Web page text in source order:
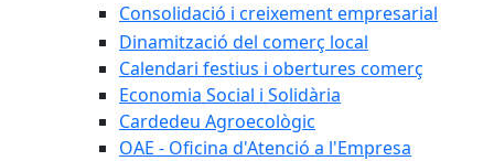
Consolidació i creixement empresarial
Dinamització del comerç local
Calendari festius i obertures comerç
Economia Social i Solidària
Cardedeu Agroecològic
OAE - Oficina d'Atenció a l'Empresa